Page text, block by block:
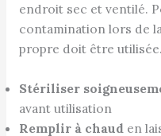
endroit sec et ventilé.
contamination lors de
propre doit être utilisée.
Stériliser
avant utilisation
Remplir à chauden